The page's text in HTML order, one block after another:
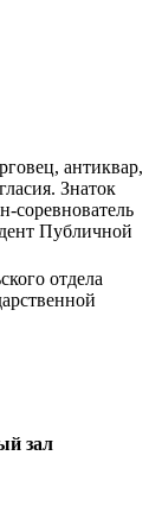
антиквар,
Знаток
соревнователь
Публичной
отдела
зал